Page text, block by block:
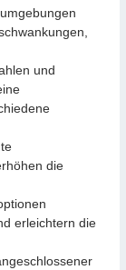
und
die
erleichtern die